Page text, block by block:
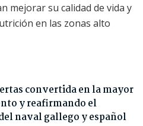
mejorar su calidad de vida y
en las zonas alto
convertida en la mayor
y reafirmando el
naval gallego y español